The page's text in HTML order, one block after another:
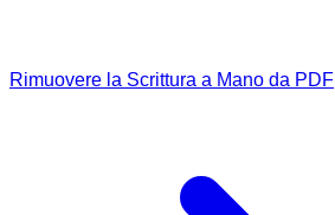
Rimuovere la Scrittura a Mano da PDF